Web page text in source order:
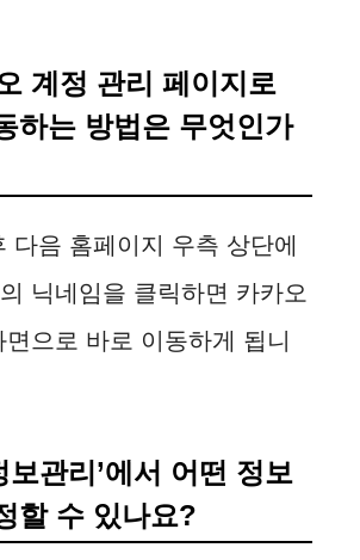
계정 관리 페이지로
하는 방법은 무엇인가
다음 홈페이지 우측 상단에
닉네임을 클릭하면 카카오
으로 바로 이동하게 됩니
보관리’에서 어떤 정보
할 수 있나요?